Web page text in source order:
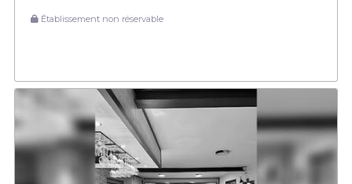
Établissement non réservable